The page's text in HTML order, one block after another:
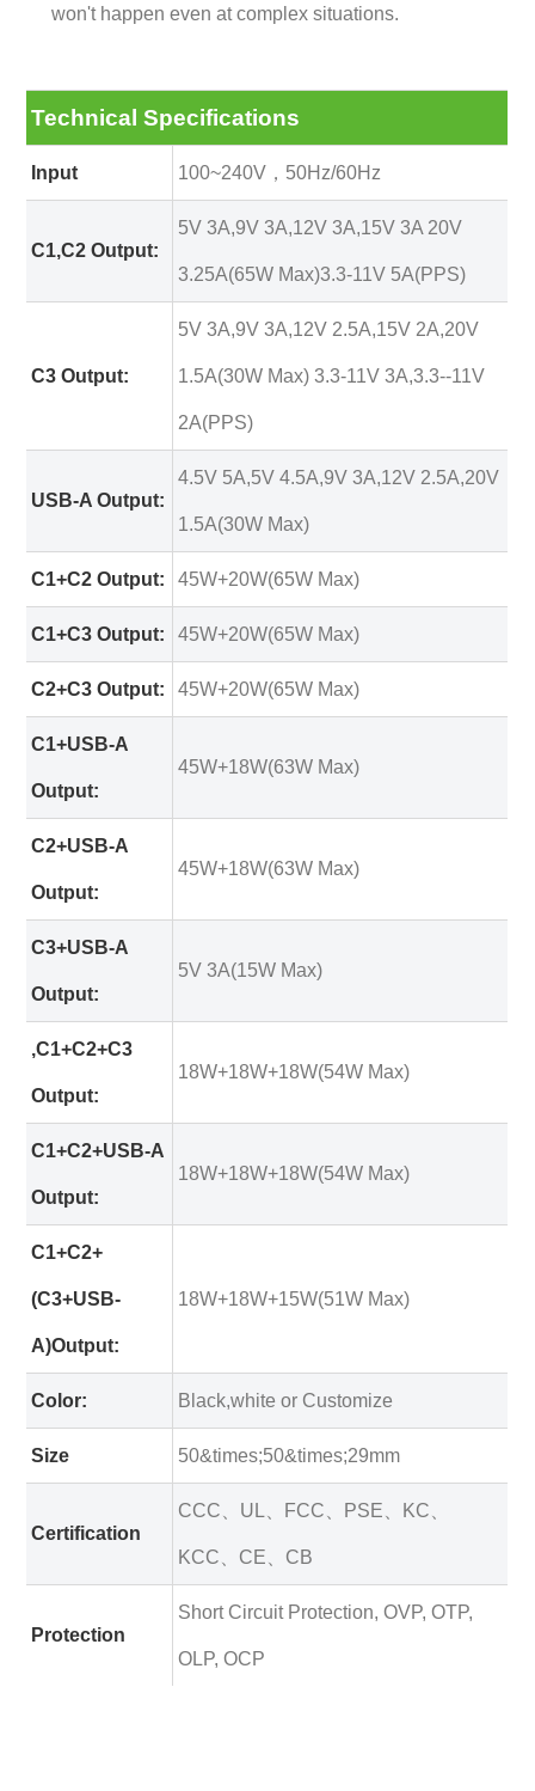
won't happen even at complex situations.
Technical Specifications
Input 100~240V，50Hz/60Hz
C1,C2 Output:
5V 3A,9V 3A,12V 3A,15V 3A 20V
3.25A(65W Max)3.3-11V 5A(PPS)
C3 Output:
5V 3A,9V 3A,12V 2.5A,15V 2A,20V
1.5A(30W Max) 3.3-11V 3A,3.3--11V
2A(PPS)
USB-A Output:
4.5V 5A,5V 4.5A,9V 3A,12V 2.5A,20V
1.5A(30W Max)
C1+C2 Output: 45W+20W(65W Max)
C1+C3 Output: 45W+20W(65W Max)
C2+C3 Output: 45W+20W(65W Max)
C1+USB-A
Output:
45W+18W(63W Max)
C2+USB-A
Output:
45W+18W(63W Max)
C3+USB-A
Output:
5V 3A(15W Max)
,C1+C2+C3
Output:
18W+18W+18W(54W Max)
C1+C2+USB-A
Output:
18W+18W+18W(54W Max)
C1+C2+
(C3+USB-
A)Output:
18W+18W+15W(51W Max)
Color: Black,white or Customize
Size 50&times;50&times;29mm
Certification
CCC、UL、FCC、PSE、KC、
KCC、CE、CB
Protection
Short Circuit Protection, OVP, OTP,
OLP, OCP